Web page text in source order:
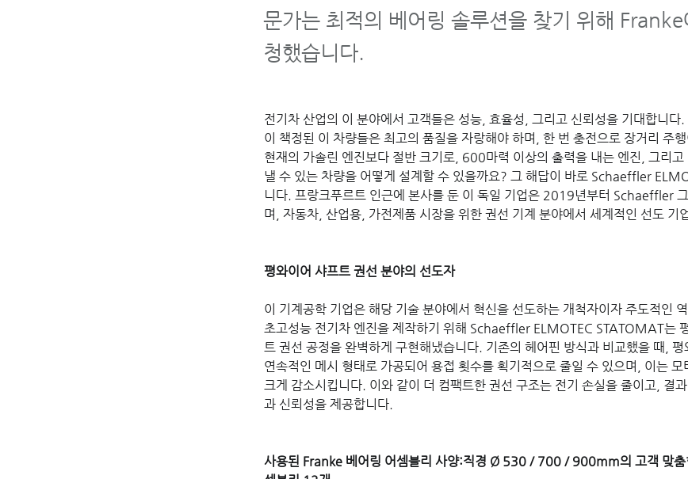
문가는 최적의 베어링 솔루션을 찾기 위해
청했습니다.
전기차 산업의 이 분야에서 고객들은 성능, 효율성, 그리고 신뢰성을 기대합니다
이 책정된 이 차량들은 최고의 품질을 자랑해야 하며, 한 번 충전으로 장거리 주
현재의 가솔린 엔진보다 절반 크기로, 600마력 이상의 출력을 내는 엔진, 그리
낼 수 있는 차량을 어떻게 설계할 수 있을까요? 그 해답이 바로 Schaeffler
니다. 프랑크푸르트 인근에 본사를 둔 이 독일 기업은 2019년부터 Schaeffler
며, 자동차, 산업용, 가전제품 시장을 위한 권선 기계 분야에서 세계적인 선도 기
평와이어 샤프트 권선 분야의 선도자
이 기계공학 기업은 해당 기술 분야에서 혁신을 선도하는 개척자이자 주도적인
초고성능 전기차 엔진을 제작하기 위해 Schaeffler ELMOTEC STATOMAT는
트 권선 공정을 완벽하게 구현해냈습니다. 기존의 헤어핀 방식과 비교했을 때,
연속적인 메시 형태로 가공되어 용접 횟수를 획기적으로 줄일 수 있으며, 이는
크게 감소시킵니다. 이와 같이 더 컴팩트한 권선 구조는 전기 손실을 줄이고, 결
과 신뢰성을 제공합니다.
사용된 Franke 베어링 어셈블리 사양:직경 Ø 530 / 700 / 900mm의 고객 맞춤